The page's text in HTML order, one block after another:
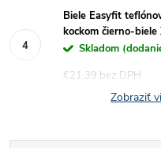
Biele Easyfit
kockom čierno-biele
Skladom
€21,39 bez DPH
Zobraziť